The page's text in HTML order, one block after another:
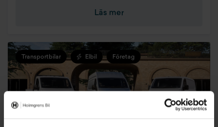
Läs mer
Transportbilar Elbil Företag